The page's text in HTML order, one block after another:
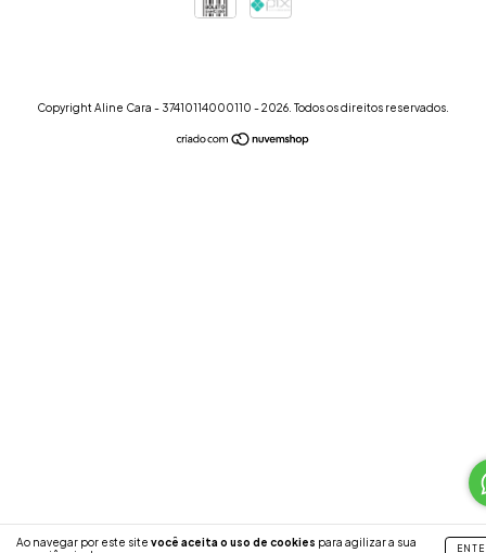
Ao navegar por este site você aceita o uso de cookies para agilizar a sua
Copyright Aline Cara - 37410114000110 - 2026. Todos os direitos reservados.